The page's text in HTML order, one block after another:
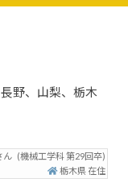
野、山梨、栃木
ん (機械工学科 第29回卒)
栃木県 在住